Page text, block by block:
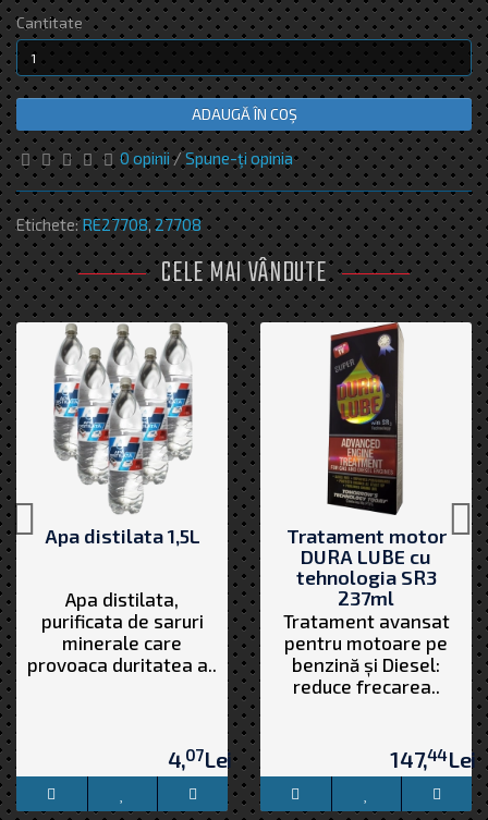
Cantitate
ADAUGĂ ÎN COŞ
0 opinii/Spune-ţi opinia
Etichete:RE27708, 27708
CELE MAI VÂNDUTE
Apa distilata 1,5L
Apa distilata,
purificata de saruri
minerale care
provoaca duritatea a..
4,07Lei
Tratament motor
DURA LUBE cu
tehnologia SR3
237ml
Tratament avansat
pentru motoare pe
benzină și Diesel:
reduce frecarea..
147,44Lei